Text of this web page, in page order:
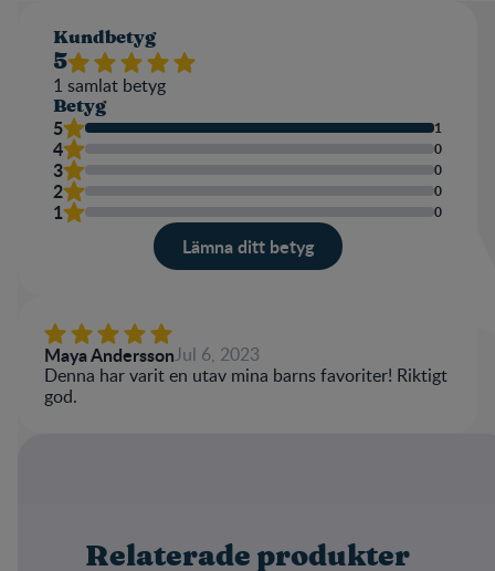
Kundbetyg
5
1 samlat betyg
Betyg
5 1
4 0
3 0
2 0
1 0
Lämna ditt betyg
Namn
Maya AnderssonJul 6, 2023
Denna har varit en utav mina barns favoriter! Riktigt
god.
Relaterade produkter